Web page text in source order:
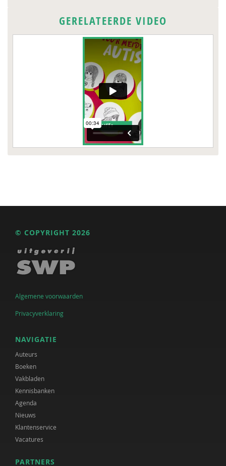
GERELATEERDE VIDEO
© COPYRIGHT 2026
Algemene voorwaarden
Privacyverklaring
NAVIGATIE
Auteurs
Boeken
Vakbladen
Kennisbanken
Agenda
Nieuws
Klantenservice
Vacatures
PARTNERS